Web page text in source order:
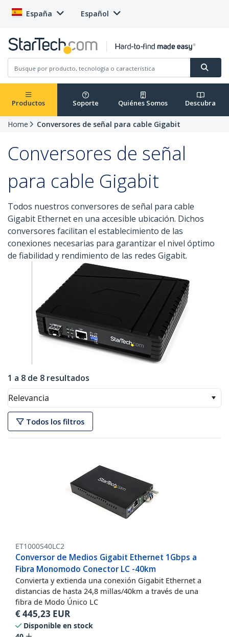
España Español
Productos Soporte Quiénes Somos Descubra
Home Conversores de señal para cable Gigabit
Conversores de señal
para cable Gigabit
Todos nuestros conversores de señal para cable
Gigabit Ethernet en una accesible ubicación. Dichos
conversores facilitan el establecimiento de las
conexiones necesarias para garantizar el nivel óptimo
de fiabilidad y rendimiento de las redes Gigabit.
1 a 8 de 8 resultados
Relevancia
Todos los filtros
ET1000S40LC2
Conversor de Medios Gigabit Ethernet 1Gbps a
Fibra Monomodo Conector LC -40km
Convierta y extienda una conexión Gigabit Ethernet a
distancias de hasta 24,8 millas/40km a través de una
fibra de Modo Único LC
€445,23 EUR
Disponible en stock